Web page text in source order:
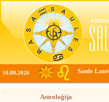
10.08.2026 Saule
Astroloģija